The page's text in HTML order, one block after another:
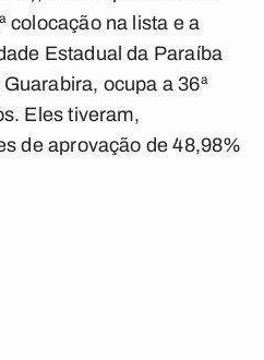
colocação na lista e a
Estadual da Paraíba
ocupa a 36ª
Eles tiveram,
de aprovação de 48,98%